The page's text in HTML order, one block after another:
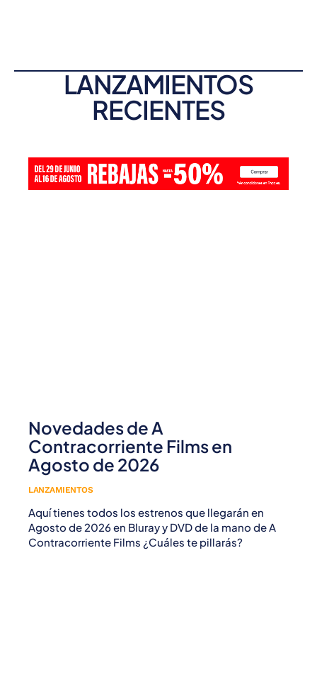
LANZAMIENTOS
RECIENTES
Novedades de A
Contracorriente Films en
Agosto de 2026
LANZAMIENTOS
Aquí tienes todos los estrenos que llegarán en
Agosto de 2026 en Bluray y DVD de la mano de A
Contracorriente Films ¿Cuáles te pillarás?